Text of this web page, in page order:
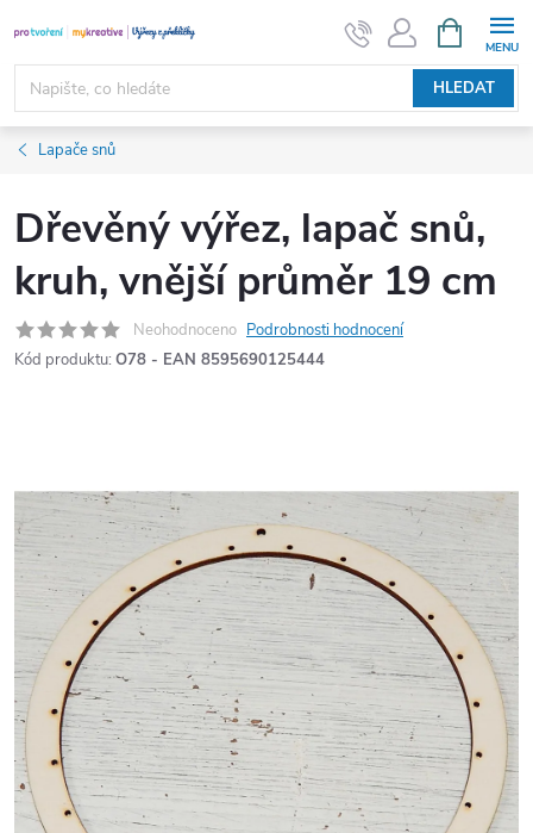
na
obsah
HLEDAT
NÁKUPNÍ
KOŠÍK
Lapače snů
Dřevěný výřez, lapač snů,
kruh, vnější průměr 19 cm
Neohodnoceno Podrobnosti hodnocení
Kód produktu: O78 - EAN 8595690125444